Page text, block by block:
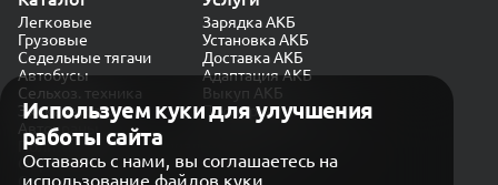
Используем куки для улучшения
работы сайта
Оставаясь с нами, вы соглашаетесь на
использование файлов куки
Легковые
Грузовые
Седельные тягачи
Автобусы
Сельхоз. техника
Экскаваторы
Автокраны
Зарядка АКБ
Установка АКБ
Доставка АКБ
Адаптация АКБ
Выкуп АКБ
Проверка генератора
Политика конфиденциальности
Обработка персональных данных
Согласие на обработку в «Яндекс.Метрика»